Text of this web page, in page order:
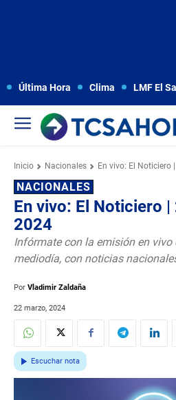
Última Hora Clima LMF El
Inicio Nacionales En vivo: El Noticiero
NACIONALES
En vivo: El Noticiero
2024
Infórmate con la emisión en vivo
mediodía, con noticias
Por Vladimir Zaldaña
22 marzo, 2024
Escuchar nota